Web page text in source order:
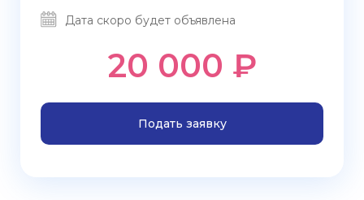
Дата скоро будет объявлена
20 000 ₽
Подать заявку